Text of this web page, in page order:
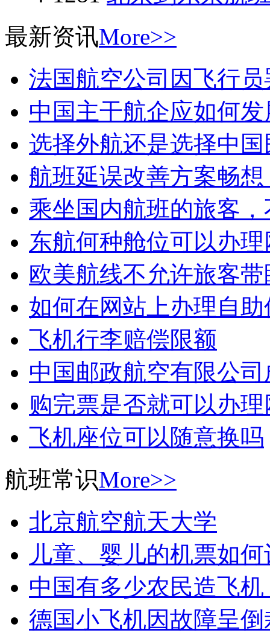
最新资讯More>>
法国航空公司因飞行
中国主干航企应如何
选择外航还是选择中国
航班延误改善方案畅
乘坐国内航班的旅客
东航何种舱位可以办
欧美航线不允许旅客
如何在网站上办理自
飞机行李赔偿限额
中国邮政航空有限公
购完票是否就可以办
飞机座位可以随意换吗
航班常识More>>
北京航空航天大学
儿童、婴儿的机票如
中国有多少农民造飞机
德国小飞机因故障呈